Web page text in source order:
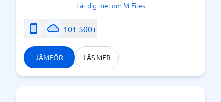
Lär dig mer om M-Files
101-500+
JÄMFÖR LÄS MER